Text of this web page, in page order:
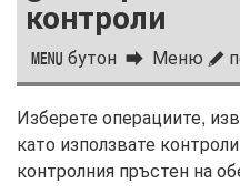
контроли
G бутон Меню A
Изберете операциите,
като използвате
контролния пръстен на